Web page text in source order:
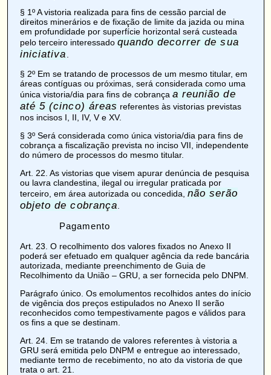
§ 1º A vistoria realizada para fins de cessão parcial de
direitos minerários e de fixação de limite da jazida ou mina
em profundidade por superfície horizontal será custeada
pelo terceiro interessado quando decorrer de sua
iniciativa
§ 2º Em se tratando de processos de um mesmo titular, em
áreas contíguas ou próximas, será considerada como uma
única vistoria/dia para fins de cobrança a reunião de
até 5 (cinco) áreas referentes às vistorias previstas
nos incisos I, II, IV, V e XV.
§ 3º Será considerada como única vistoria/dia para fins de
cobrança a fiscalização prevista no inciso VII, independente
do número de processos do mesmo titular.
Art. 22 . As vistorias que visem apurar denúncia de pesquisa
ou lavra clandestina, ilegal ou irregular praticada por
terceiro, em área autorizada ou concedida, não serão
objeto de cobrança
Pagamento
Art. 23 . O recolhimento dos valores fixados no Anexo II
poderá ser efetuado em qualquer agência da rede bancária
autorizada, mediante preenchimento de Guia de
Recolhimento da União – GRU, a ser fornecida pelo DNPM.
Parágrafo único. Os emolumentos recolhidos antes do início
de vigência dos preços estipulados no Anexo II serão
reconhecidos como tempestivamente pagos e válidos para
os fins a que se destinam.
Art. 24. Em se tratando de valores referentes à vistoria a
GRU será emitida pelo DNPM e entregue ao interessado,
mediante termo de recebimento, no ato da vistoria de que
trata o art. 21.